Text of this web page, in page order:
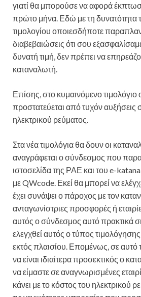
γιατί θα μπορούσε να αφορά
πρώτο μήνα. Εδώ με τη δυνατότητα
τιμολογίου οποιεσδήποτε
διαβεβαιώσεις ότι σου
δυνατή τιμή, δεν πρέπει να
καταναλωτή.
Επίσης, στο κυμαινόμενο
προστατεύεται από τυχόν αυξήσεις
ηλεκτρικού ρεύματος.
Στα νέα τιμολόγια θα δουν οι
αναγράφεται ο σύνδεσμος που
ιστοσελίδα της ΡΑΕ και του e-
με QWcode. Εκεί θα μπορεί να
έχει συνάψει ο πάροχος με τον
ανταγωνίστριες προσφορές ή
αυτός ο σύνδεσμος αυτό πρακτικά
ελεγχθεί αυτός ο τύπος
εκτός πλαισίου. Επομένως, σε αυτό
να είναι ιδιαίτερα προσεκτικός ο
να είμαστε σε αναγνωρισμένες
κάνει με το κόστος του ηλεκτρικού